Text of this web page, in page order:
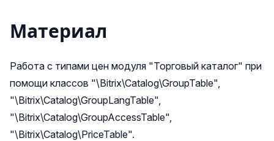
Материал
Работа с типами цен модуля "Торговый каталог" при
помощи классов "\Bitrix\Catalog\GroupTable",
"\Bitrix\Catalog\GroupLangTable",
"\Bitrix\Catalog\GroupAccessTable",
"\Bitrix\Catalog\PriceTable".